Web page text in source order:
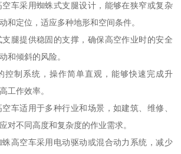
车采用蜘蛛式支腿设计，能够在狭窄或复杂
和定位，适应多种地形和空间条件。
腿提供稳固的支撑，确保高空作业时的安全
和倾斜的风险。
控制系统，操作简单直观，能够快速完成升
工作效率。
车适用于多种行业和场景，如建筑、维修、
对不同高度和复杂度的作业需求。
高空车采用电动驱动或混合动力系统，减少